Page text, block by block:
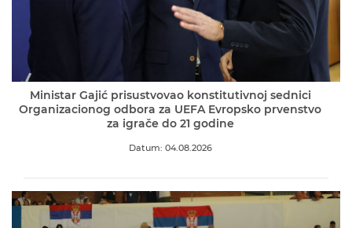
Ministar Gajić prisustvovao konstitutivnoj sednici
Organizacionog odbora za UEFA Evropsko prvenstvo
za igrače do 21 godine
Datum: 04.08.2026